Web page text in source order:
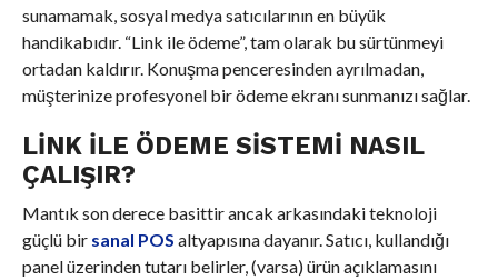
sunamamak, sosyal medya satıcılarının en büyük
handikabıdır. “Link ile ödeme”, tam olarak bu sürtünmeyi
ortadan kaldırır. Konuşma penceresinden ayrılmadan,
müşterinize profesyonel bir ödeme ekranı sunmanızı sağlar.
LINK ILE ÖDEME SISTEMI NASIL
ÇALIŞIR?
Mantık son derece basittir ancak arkasındaki teknoloji
güçlü bir sanal POS altyapısına dayanır. Satıcı, kullandığı
panel üzerinden tutarı belirler, (varsa) ürün açıklamasını